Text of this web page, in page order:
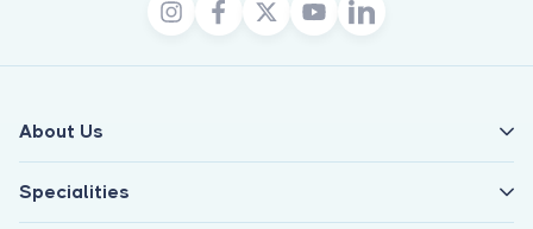
About Us
Specialities